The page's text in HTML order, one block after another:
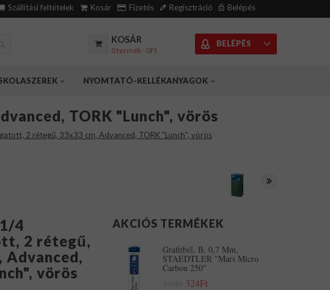
Szállítási feltételek Kosár Fizetés Regisztráció Belépés
KOSÁR
0 termék - 0Ft
BELÉPÉS
NYOMTATÓ-KELLÉKANYAGOK
TORK "Lunch", vörös
2 rétegű, 33x33 cm, Advanced, TORK "Lunch", vörös
4
2 rétegű,
Advanced,
vörös
AKCIÓS TERMÉKEK
Grafitbél, B, 0,7 Mm,
STAEDTLER "Mars Micro
Carbon 250"
324Ft